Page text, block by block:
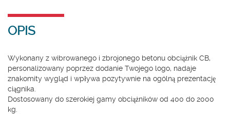
OPIS
Wykonany z wibrowanego i zbrojonego betonu obciążnik CB,
personalizowany poprzez dodanie Twojego logo, nadaje
znakomity wygląd i wpływa pozytywnie na ogólną prezentację
ciągnika.
Dostosowany do szerokiej gamy obciążników od 400 do 2000
kg.